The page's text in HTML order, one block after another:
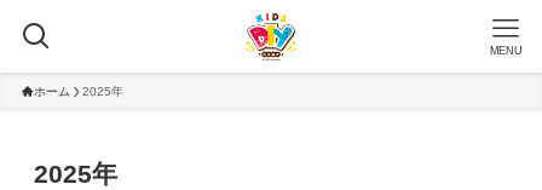
MENU
ホーム 2025年
2025年